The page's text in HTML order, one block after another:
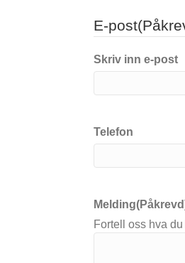
E-post
Skriv inn e-post
Telefon
Melding
Fortell oss hva